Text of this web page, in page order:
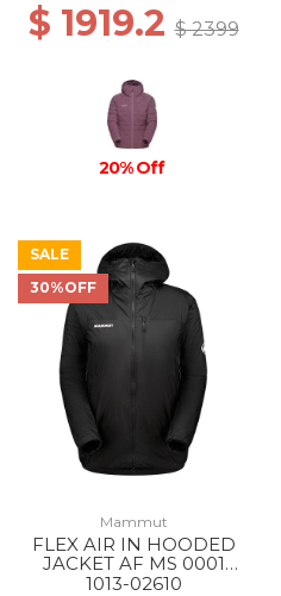
$ 1919.2$ 2399
20% Off
SALE
30%OFF
Mammut
FLEX AIR IN HOODED
JACKET AF MS 0001
BLACK
1013-02610